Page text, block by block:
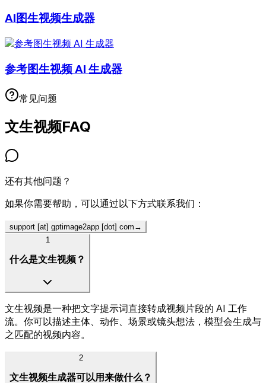
AI图生视频生成器
参考图生视频 AI 生成器
常见问题
文生视频FAQ
还有其他问题？
如果你需要帮助，可以通过以下方式联系我们：
support [at] gptimage2app [dot] com →
1
什么是文生视频？
文生视频是一种把文字提示词直接转成视频片段的 AI 工作
流。你可以描述主体、动作、场景或镜头想法，模型会生成与
之匹配的视频内容。
2
文生视频生成器可以用来做什么？